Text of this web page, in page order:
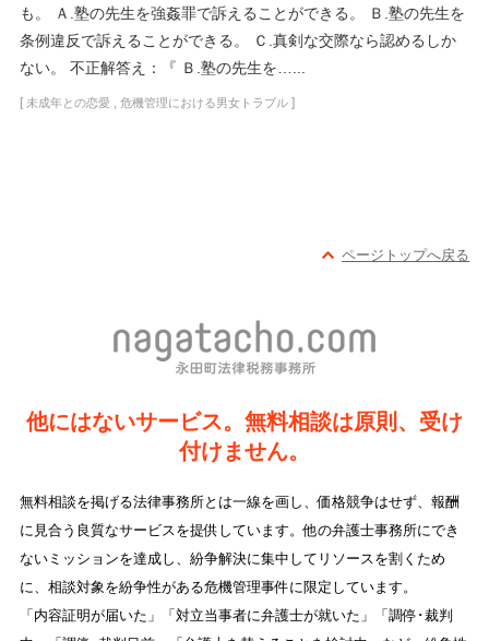
も。 Ａ.塾の先生を強姦罪で訴えることができる。 Ｂ.塾の先生を
条例違反で訴えることができる。 Ｃ.真剣な交際なら認めるしか
ない。 不正解答え：『 Ｂ.塾の先生を…...
[ 未成年との恋愛, 危機管理における男女トラブル]
ページトップへ戻る
他にはないサービス。無料相談は原則、受け
付けません。
無料相談を掲げる法律事務所とは一線を画し、価格競争はせず、報酬
に見合う良質なサービスを提供しています。他の弁護士事務所にでき
ないミッションを達成し、紛争解決に集中してリソースを割くため
に、相談対象を紛争性がある危機管理事件に限定しています。
「内容証明が届いた」「対立当事者に弁護士が就いた」「調停･裁判